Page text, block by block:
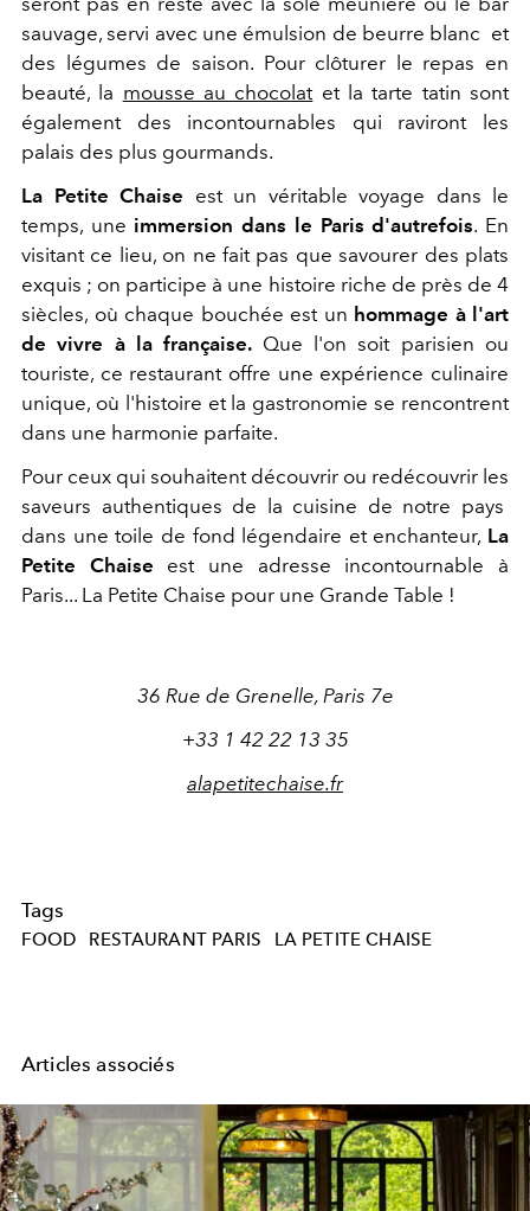
sauvage, servi avec une émulsion de beurre blanc et
des légumes de saison. Pour clôturer le repas en
beauté, la mousse au chocolatet la tarte tatin sont
également des incontournables qui raviront les
palais des plus gourmands.
La Petite Chaise est un véritable voyage dans le
temps, une immersion dans le Paris d'autrefois. En
visitant ce lieu, on ne fait pas que savourer des plats
exquis ; on participe à une histoire riche de près de 4
siècles, où chaque bouchée est un hommage à l'art
de vivre à la française. Que l'on soit parisien ou
touriste, ce restaurant offre une expérience culinaire
unique, où l'histoire et la gastronomie se rencontrent
dans une harmonie parfaite.
Pour ceux qui souhaitent découvrir ou redécouvrir les
saveurs authentiques de la cuisine de notre pays
dans une toile de fond légendaire et enchanteur, La
Petite Chaise est une adresse incontournable à
Paris... La Petite Chaise pour une Grande Table !
36 Rue de Grenelle, Paris 7e
+33 1 42 22 13 35
alapetitechaise.fr
Tags
FOOD RESTAURANT PARIS LA PETITE CHAISE
Articles associés